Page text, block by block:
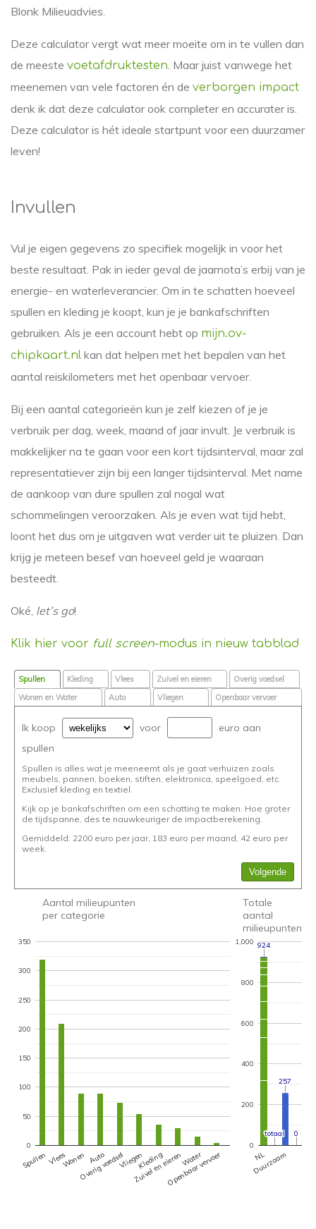
Blonk Milieuadvies.
Deze calculator vergt wat meer moeite om in te vullen dan
de meeste voetafdruktesten. Maar juist vanwege het
meenemen van vele factoren én de verborgen impact
denk ik dat deze calculator ook completer en accurater is.
Deze calculator is hét ideale startpunt voor een duurzamer
leven!
Invullen
Vul je eigen gegevens zo specifiek mogelijk in voor het
beste resultaat. Pak in ieder geval de jaarnota’s erbij van je
energie- en waterleverancier. Om in te schatten hoeveel
spullen en kleding je koopt, kun je je bankafschriften
gebruiken. Als je een account hebt op mijn.ov-
chipkaart.nl kan dat helpen met het bepalen van het
aantal reiskilometers met het openbaar vervoer.
Bij een aantal categorieën kun je zelf kiezen of je je
verbruik per dag, week, maand of jaar invult. Je verbruik is
makkelijker na te gaan voor een kort tijdsinterval, maar zal
representatiever zijn bij een langer tijdsinterval. Met name
de aankoop van dure spullen zal nogal wat
schommelingen veroorzaken. Als je even wat tijd hebt,
loont het dus om je uitgaven wat verder uit te pluizen. Dan
krijg je meteen besef van hoeveel geld je waaraan
besteedt.
Oké, let’s go!
Klik hier voor full screen-modus in nieuw tabblad